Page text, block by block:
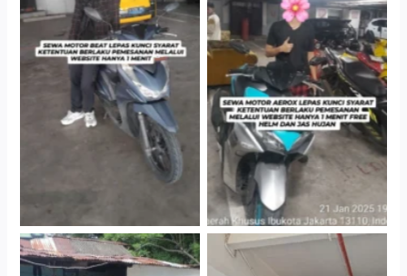
Cityplaza Jatinegara
Gedung Parkir P6A
Cityplaza Jatinegara
Gedung Parkir P6A